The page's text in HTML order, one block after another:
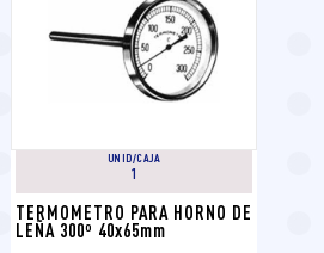
UNID/CAJA
1
TERMOMETRO PARA HORNO DE
LEÑA 300º 40x65mm